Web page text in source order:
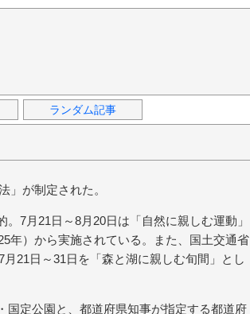
ランダム記事
」が制定された。
7月21日～8月20日は「自然に親しむ運動」
年）から実施されている。また、国土交通省
21日～31日を「森と湖に親しむ旬間」とし
国定公園と、都道府県知事が指定する都道府